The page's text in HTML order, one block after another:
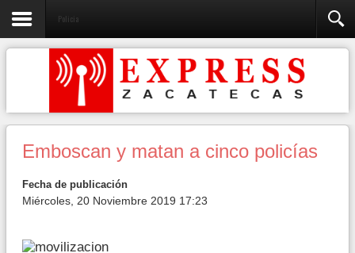
Policia
Emboscan y matan a cinco policías
Fecha de publicación
Miércoles, 20 Noviembre 2019 17:23